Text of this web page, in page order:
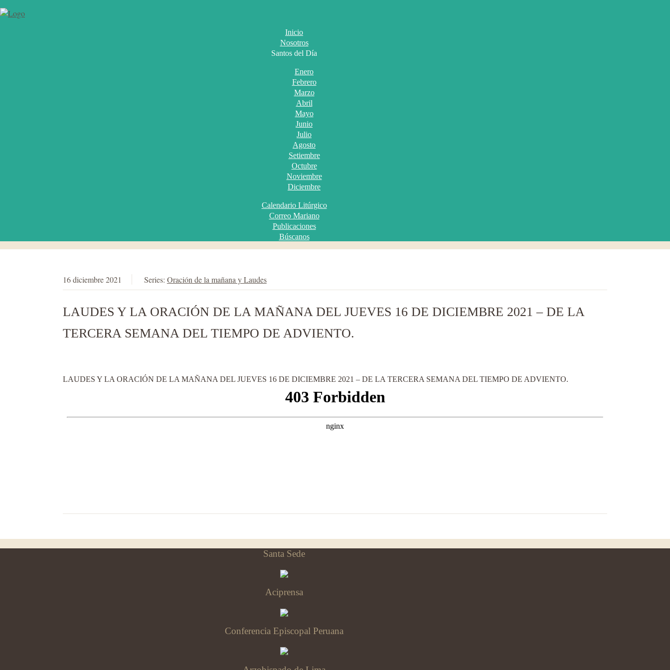
Inicio
Nosotros
Santos del Día
Enero
Febrero
Marzo
Abril
Mayo
Junio
Julio
Agosto
Setiembre
Octubre
Noviembre
Diciembre
Calendario Litúrgico
Correo Mariano
Publicaciones
Búscanos
16 diciembre 2021 Series: Oración de la mañana y Laudes
LAUDES Y LA ORACIÓN DE LA MAÑANA DEL JUEVES 16 DE DICIEMBRE 2021 – DE LA
TERCERA SEMANA DEL TIEMPO DE ADVIENTO.
LAUDES Y LA ORACIÓN DE LA MAÑANA DEL JUEVES 16 DE DICIEMBRE 2021 – DE LA TERCERA SEMANA DEL TIEMPO DE ADVIENTO.
Santa Sede
Aciprensa
Conferencia Episcopal Peruana